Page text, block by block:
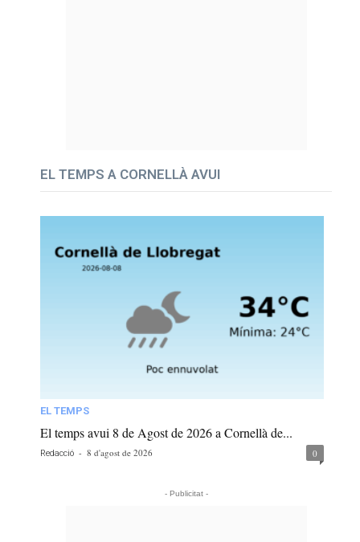
EL TEMPS A CORNELLÀ AVUI
EL TEMPS
El temps avui 8 de Agost de 2026 a Cornellà de...
Redacció - 8 d'agost de 2026 0
- Publicitat -